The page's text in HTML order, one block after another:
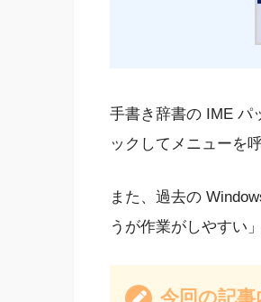
手書き辞書の IME パ
ックしてメニューを
また、過去の
うが作業がしやすい
今回の記事